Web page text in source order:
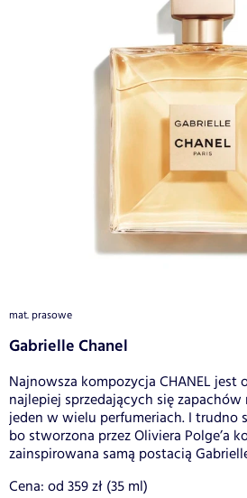
mat. prasowe
Gabrielle Chanel
Najnowsza kompozycja CHANEL jest
najlepiej sprzedających się
jeden w wielu perfumeriach. I trudno
bo stworzona przez Oliviera Polge’a
zainspirowana samą postacią
Cena: od 359 zł (35 ml)